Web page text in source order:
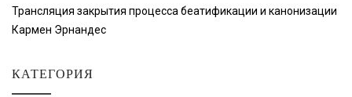
Трансляция закрытия процесса беатификации и канонизации
Кармен Эрнандес
КАТЕГОРИЯ